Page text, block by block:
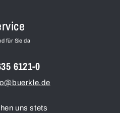
für Sie da
6121-0
uns stets